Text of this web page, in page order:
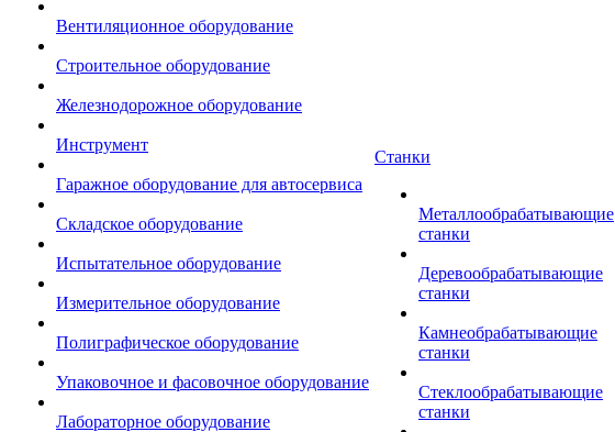
Вентиляционное оборудование
Строительное оборудование
Железнодорожное оборудование
Инструмент
Гаражное оборудование для автосервиса
Складское оборудование
Испытательное оборудование
Измерительное оборудование
Полиграфическое оборудование
Упаковочное и фасовочное оборудование
Лабораторное оборудование
Станки
Металлообрабатывающие
станки
Деревообрабатывающие
станки
Камнеобрабатывающие
станки
Стеклообрабатывающие
станки